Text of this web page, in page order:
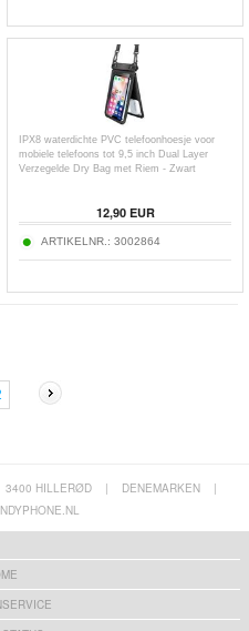
IPX8 waterdichte PVC telefoonhoesje voor
mobiele telefoons tot 9,5 inch Dual Layer
Verzegelde Dry Bag met Riem - Zwart
12,90EUR
ARTIKELNR.: 3002864
3400 HILLERØD | DENEMARKEN
|